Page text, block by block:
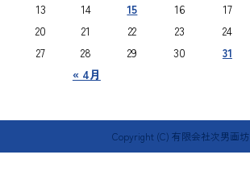
« 4月
13
14 15 16 17
20
21 22 23 24
27
28 29 30 31
Copyright (C) 有限会社次男画坊